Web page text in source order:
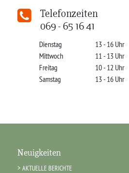
Telefonzeiten
069 - 65 16 41
Dienstag
13 - 16 Uhr
Mittwoch
11 - 13 Uhr
Freitag
10 - 12 Uhr
Samstag
13 - 16 Uhr
Neuigkeiten
AKTUELLE BERICHTE